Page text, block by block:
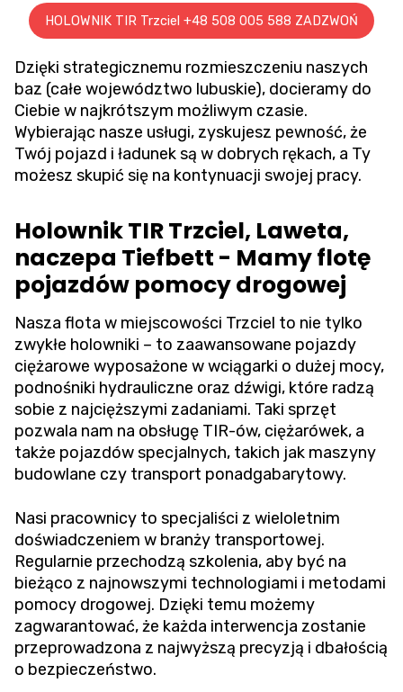
HOLOWNIK TIR Trzciel +48 508 005 588 ZADZWOŃ
Dzięki strategicznemu rozmieszczeniu naszych
baz (całe województwo lubuskie), docieramy do
Ciebie w najkrótszym możliwym czasie.
Wybierając nasze usługi, zyskujesz pewność, że
Twój pojazd i ładunek są w dobrych rękach, a Ty
możesz skupić się na kontynuacji swojej pracy.
Holownik TIR Trzciel, Laweta,
naczepa Tiefbett - Mamy flotę
pojazdów pomocy drogowej
Nasza flota w miejscowości Trzciel to nie tylko
zwykłe holowniki – to zaawansowane pojazdy
ciężarowe wyposażone w wciągarki o dużej mocy,
podnośniki hydrauliczne oraz dźwigi, które radzą
sobie z najcięższymi zadaniami. Taki sprzęt
pozwala nam na obsługę TIR-ów, ciężarówek, a
także pojazdów specjalnych, takich jak maszyny
budowlane czy transport ponadgabarytowy.
Nasi pracownicy to specjaliści z wieloletnim
doświadczeniem w branży transportowej.
Regularnie przechodzą szkolenia, aby być na
bieżąco z najnowszymi technologiami i metodami
pomocy drogowej. Dzięki temu możemy
zagwarantować, że każda interwencja zostanie
przeprowadzona z najwyższą precyzją i dbałością
o bezpieczeństwo.